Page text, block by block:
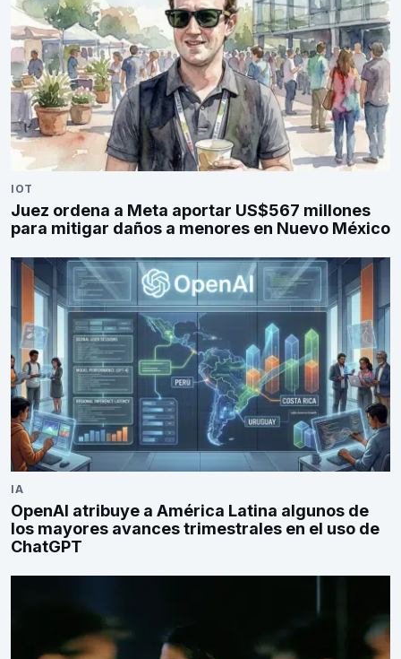
IOT
Juez ordena a Meta aportar US$567 millones
para mitigar daños a menores en Nuevo México
IA
OpenAI atribuye a América Latina algunos de
los mayores avances trimestrales en el uso de
ChatGPT